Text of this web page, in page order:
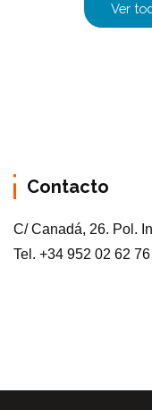
Ver
Contacto
C/ Canadá, 26. Pol.
Tel. +34 952 02 62 76